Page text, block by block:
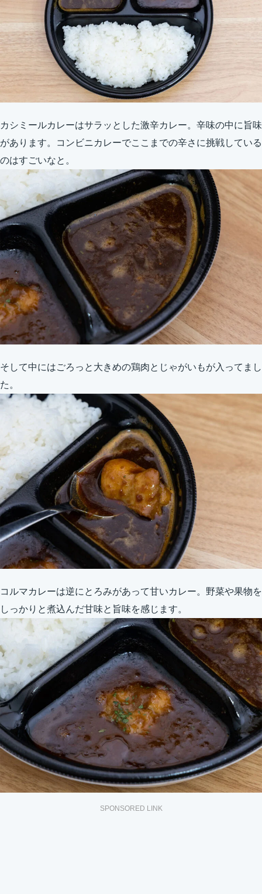
カシミールカレーはサラッとした激辛カレー。辛味の中に旨味
があります。コンビニカレーでここまでの辛さに挑戦している
のはすごいなと。
そして中にはごろっと大きめの鶏肉とじゃがいもが入ってまし
た。
コルマカレーは逆にとろみがあって甘いカレー。野菜や果物を
しっかりと煮込んだ甘味と旨味を感じます。
SPONSORED LINK